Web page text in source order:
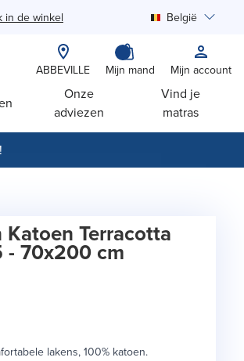
in de winkel België
ABBEVILLE Mijn mand Mijn account
Onze
adviezen
Vind je
matras
Katoen Terracotta
- 70x200 cm
lakens, 100% katoen.